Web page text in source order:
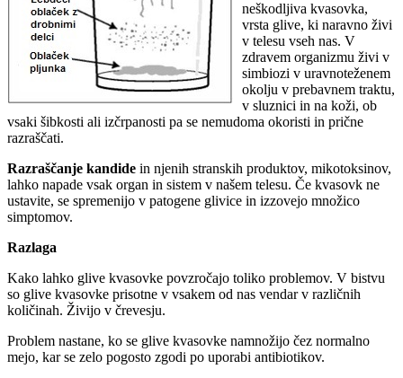
neškodljiva kvasovka,
vrsta glive, ki naravno živi
v telesu vseh nas. V
zdravem organizmu živi v
simbiozi v uravnoteženem
okolju v prebavnem traktu,
v sluznici in na koži, ob
vsaki šibkosti ali izčrpanosti pa se nemudoma okoristi in prične
razraščati.
Razraščanje kandide in njenih stranskih produktov, mikotoksinov,
lahko napade vsak organ in sistem v našem telesu. Če kvasovk ne
ustavite, se spremenijo v patogene glivice in izzovejo množico
simptomov.
Razlaga
Kako lahko glive kvasovke povzročajo toliko problemov. V bistvu
so glive kvasovke prisotne v vsakem od nas vendar v različnih
količinah. Živijo v črevesju.
Problem nastane, ko se glive kvasovke namnožijo čez normalno
mejo, kar se zelo pogosto zgodi po uporabi antibiotikov.